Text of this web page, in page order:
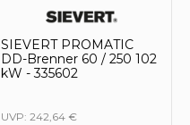
SIEVERT PROMATIC
DD-Brenner 60 / 250 102
kW - 335602
UVP: 242,64 €